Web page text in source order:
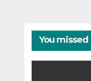
You missed